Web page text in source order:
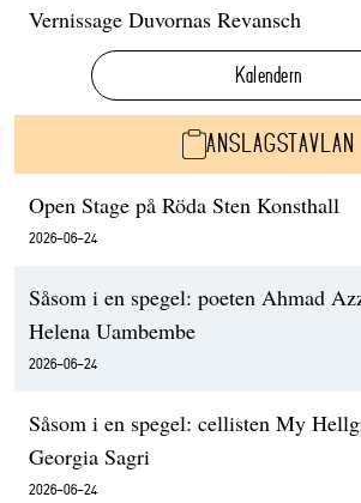
Vernissage Duvornas Revansch
Kalendern
ANSLAGSTAVLAN
Open Stage på Röda Sten Konsthall
2026-06-24
Såsom i en spegel: poeten Ahmad
Helena Uambembe
2026-06-24
Såsom i en spegel: cellisten My
Georgia Sagri
2026-06-24